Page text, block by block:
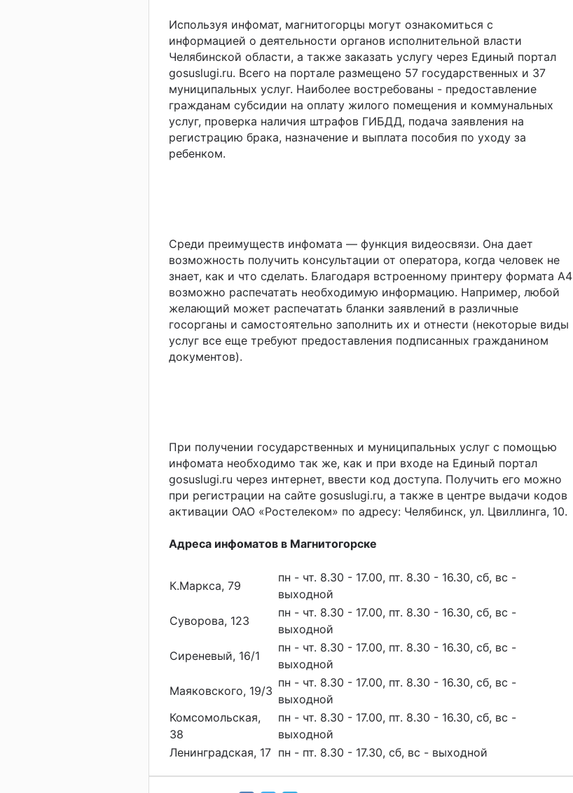
Используя инфомат, магнитогорцы могут ознакомиться с
информацией о деятельности органов исполнительной власти
Челябинской области, а также заказать услугу через Единый портал
gosuslugi.ru. Всего на портале размещено 57 государственных и 37
муниципальных услуг. Наиболее востребованы - предоставление
гражданам субсидии на оплату жилого помещения и коммунальных
услуг, проверка наличия штрафов ГИБДД, подача заявления на
регистрацию брака, назначение и выплата пособия по уходу за
ребенком.
Среди преимуществ инфомата — функция видеосвязи. Она дает
возможность получить консультации от оператора, когда человек не
знает, как и что сделать. Благодаря встроенному принтеру формата А4
возможно распечатать необходимую информацию. Например, любой
желающий может распечатать бланки заявлений в различные
госорганы и самостоятельно заполнить их и отнести (некоторые виды
услуг все еще требуют предоставления подписанных гражданином
документов).
При получении государственных и муниципальных услуг с помощью
инфомата необходимо так же, как и при входе на Единый портал
gosuslugi.ru через интернет, ввести код доступа. Получить его можно
при регистрации на сайте gosuslugi.ru, а также в центре выдачи кодов
активации ОАО «Ростелеком» по адресу: Челябинск, ул. Цвиллинга, 10.
Адреса инфоматов в Магнитогорске
К.Маркса, 79
пн - чт. 8.30 - 17.00, пт. 8.30 - 16.30, сб, вс -
выходной
Суворова, 123
пн - чт. 8.30 - 17.00, пт. 8.30 - 16.30, сб, вс -
выходной
Сиреневый, 16/1
пн - чт. 8.30 - 17.00, пт. 8.30 - 16.30, сб, вс -
выходной
Маяковского, 19/3
пн - чт. 8.30 - 17.00, пт. 8.30 - 16.30, сб, вс -
выходной
Комсомольская,
38
пн - чт. 8.30 - 17.00, пт. 8.30 - 16.30, сб, вс -
выходной
Ленинградская, 17 пн - пт. 8.30 - 17.30, сб, вс - выходной